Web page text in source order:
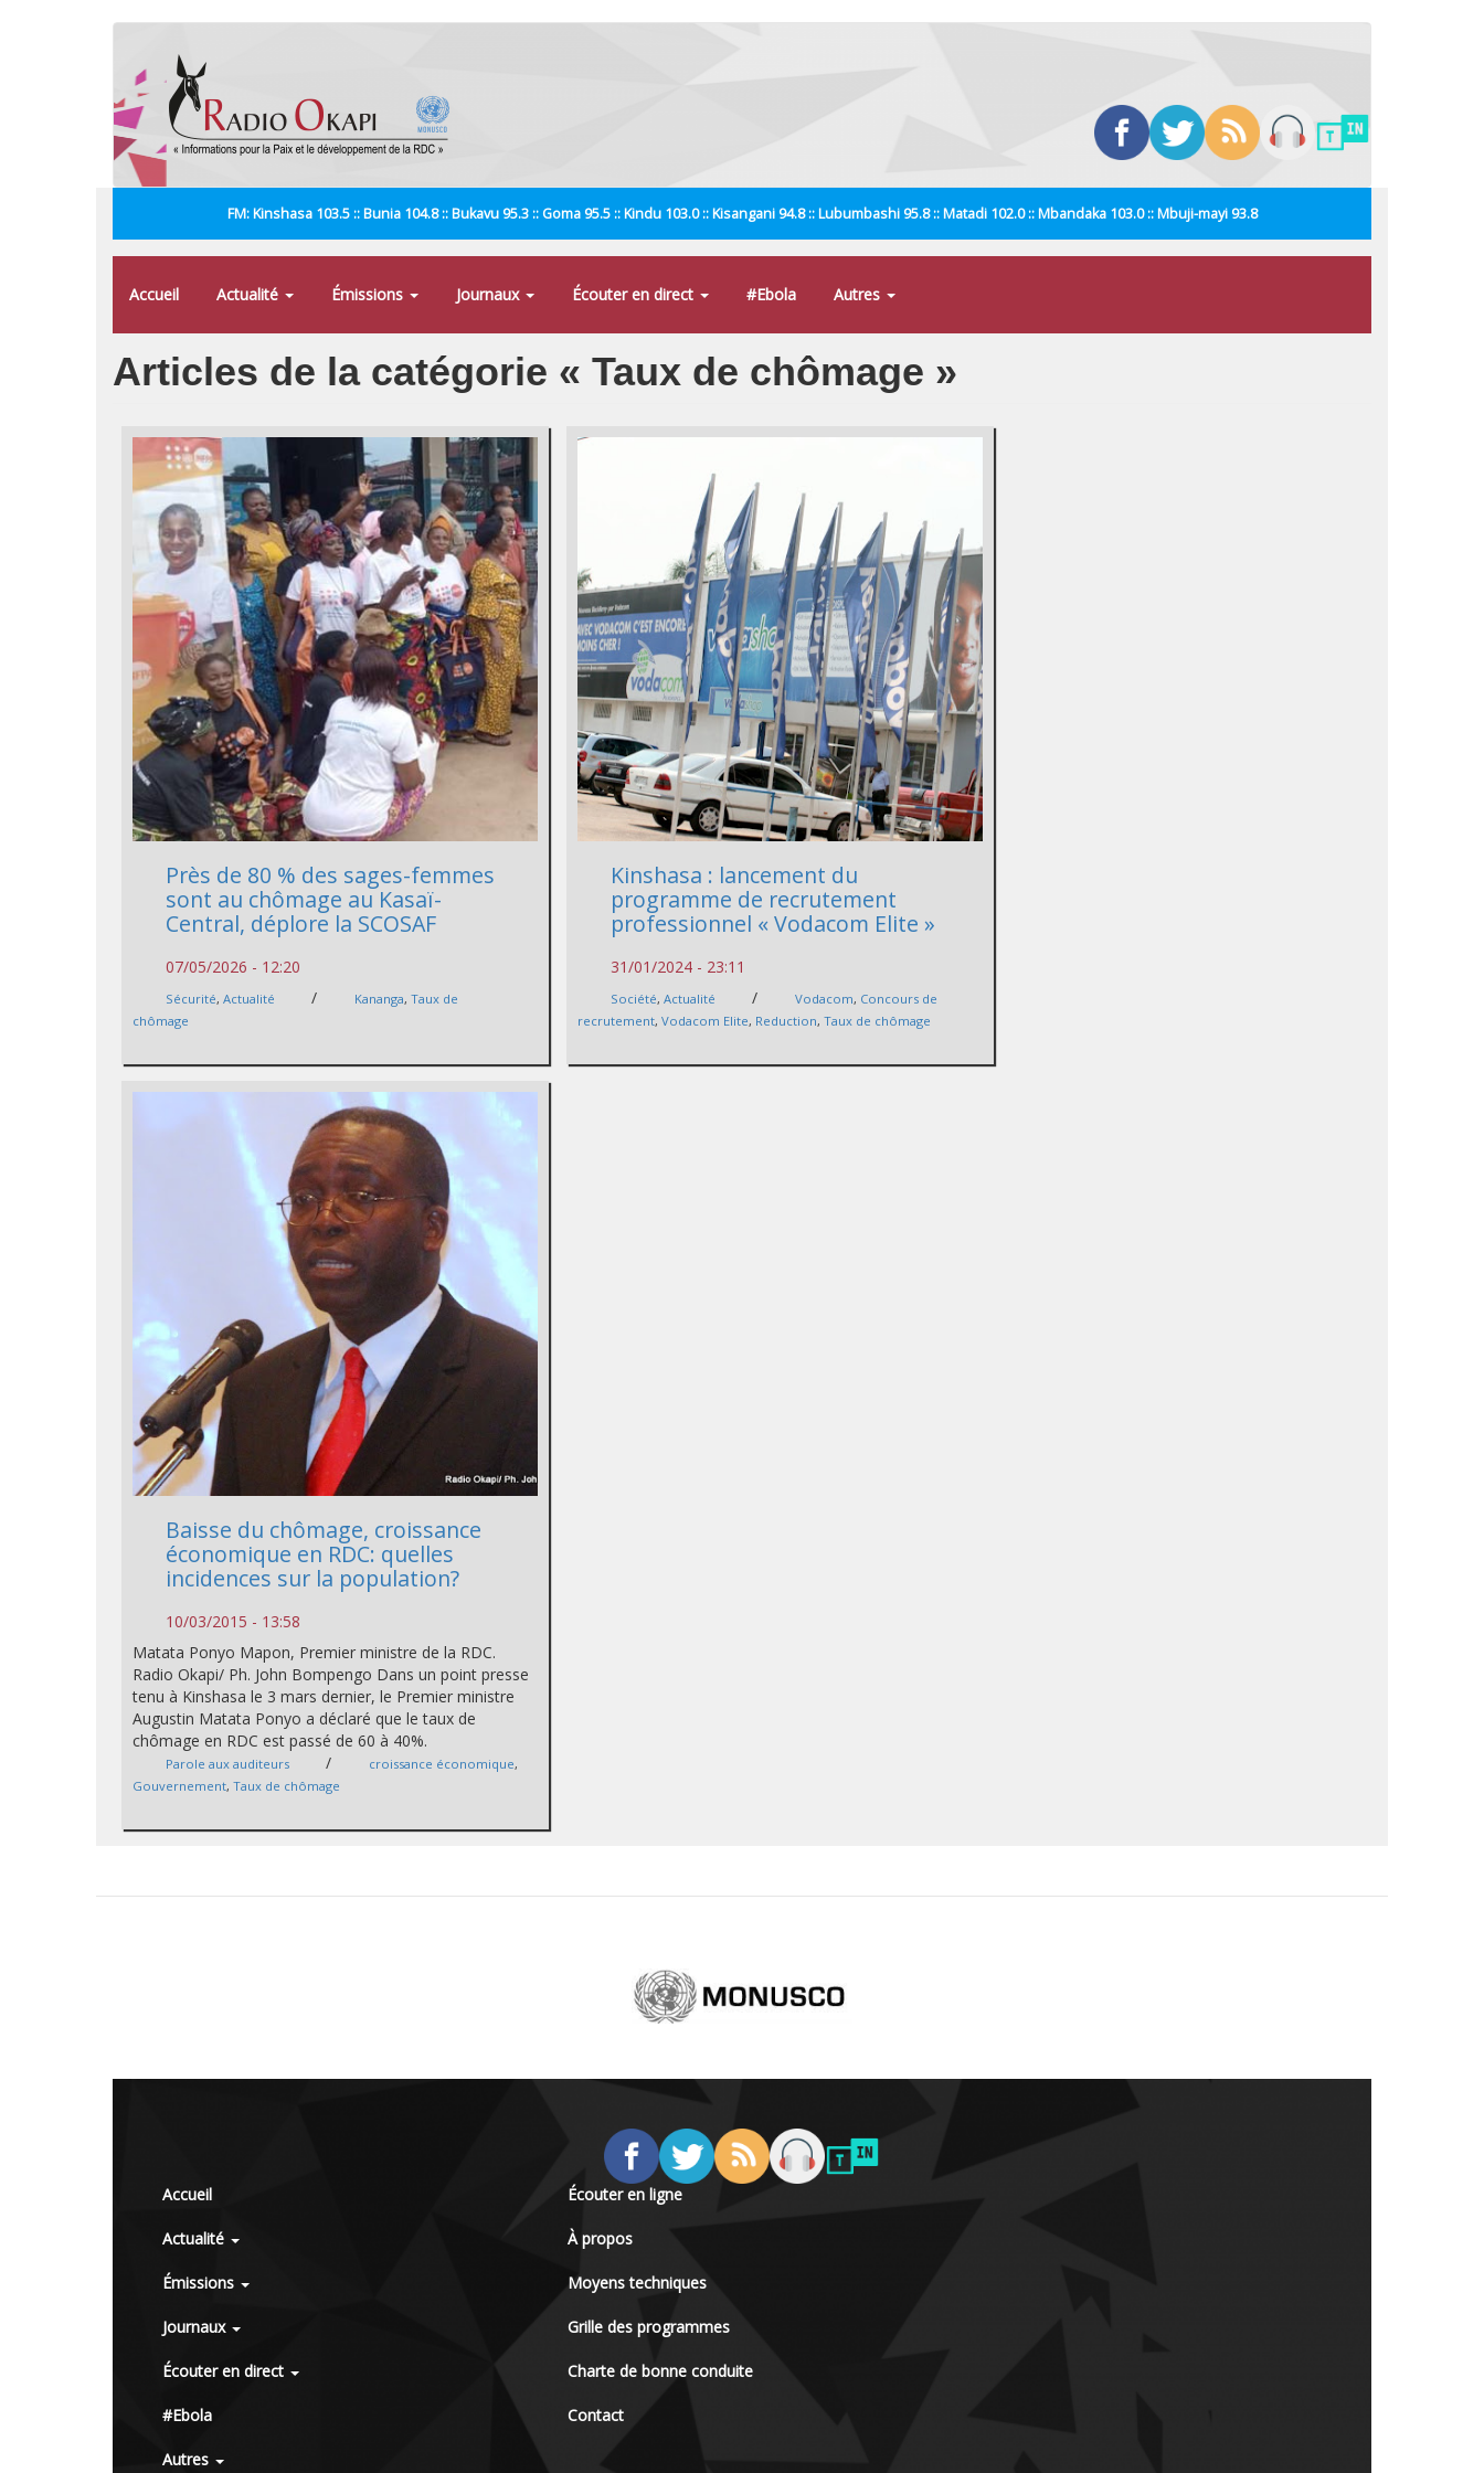
FM: Kinshasa 103.5 :: Bunia 104.8 :: Bukavu 95.3 :: Goma 95.5 :: Kindu 103.0 :: Kisangani 94.8 :: Lubumbashi 95.8 :: Matadi 102.0 :: Mbandaka 103.0 :: Mbuji-mayi 93.8
Accueil Actualité Émissions Journaux Écouter en direct #Ebola Autres
Articles de la catégorie « Taux de chômage »
Près de 80 % des sages-femmes
sont au chômage au Kasaï-
Central, déplore la SCOSAF
07/05/2026 - 12:20
Sécurité,Actualité / Kananga,Taux de
chômage
Kinshasa : lancement du
programme de recrutement
professionnel « Vodacom Elite »
31/01/2024 - 23:11
Société,Actualité / Vodacom, Concours de
recrutement,Vodacom Elite, Reduction,Taux de chômage
Baisse du chômage, croissance
économique en RDC: quelles
incidences sur la population?
10/03/2015 - 13:58
Matata Ponyo Mapon, Premier ministre de la RDC.
Radio Okapi/ Ph. John Bompengo Dans un point presse
tenu à Kinshasa le 3 mars dernier, le Premier ministre
Augustin Matata Ponyo a déclaré que le taux de
chômage en RDC est passé de 60 à 40%.
Parole aux auditeurs / croissance économique,
Gouvernement,Taux de chômage
Accueil
Actualité
Émissions
Journaux
Écouter en direct
#Ebola
Autres
Écouter en ligne
À propos
Moyens techniques
Grille des programmes
Charte de bonne conduite
Contact